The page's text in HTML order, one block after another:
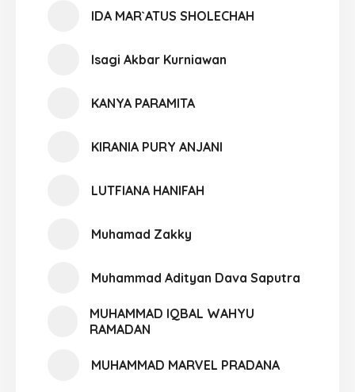
IDA MAR`ATUS SHOLECHAH
Isagi Akbar Kurniawan
KANYA PARAMITA
KIRANIA PURY ANJANI
LUTFIANA HANIFAH
Muhamad Zakky
Muhammad Adityan Dava Saputra
MUHAMMAD IQBAL WAHYU
RAMADAN
MUHAMMAD MARVEL PRADANA